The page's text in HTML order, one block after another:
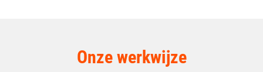
Onze werkwijze